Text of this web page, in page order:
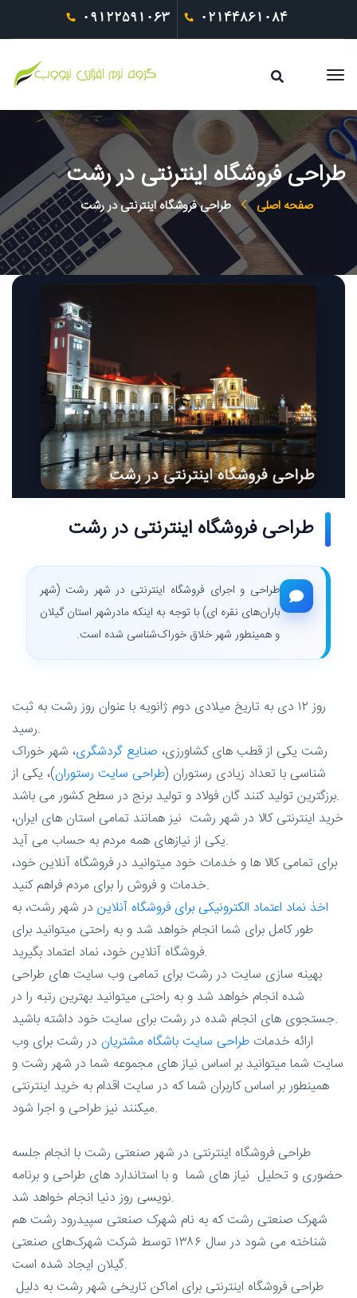
09122591063 02144861084
طراحی فروشگاه اینترنتی در رشت
صفحه اصلی طراحی فروشگاه اینترنتی در رشت
طراحی فروشگاه اینترنتی در رشت
طراحی و اجرای فروشگاه اینترنتی در شهر رشت (شهر
باران‌های نقره ای) با توجه به اینکه مادرشهر استان گیلان
و همینطور شهر خلاق خوراک‌شناسی شده است.
روز ۱۲ دی به تاریخ میلادی دوم ژانویه با عنوان روز رشت به ثبت
رسید.
رشت یکی از قطب های کشاورزی، صنایع گردشگری، شهر خوراک
شناسی با تعداد زیادی رستوران (طراحی سایت رستوران)، یکی از
برزگترین تولید کنند گان فولاد و تولید برنج در سطح کشور می باشد.
خرید اینترنتی کالا در شهر رشت نیز همانند تمامی استان های ایران،
یکی از نیازهای همه مردم به حساب می آید.
برای تمامی کالا ها و خدمات خود میتوانید در فروشگاه آنلاین خود،
خدمات و فروش را برای مردم فراهم کنید.
اخذ نماد اعتماد الکترونیکی برای فروشگاه آنلاین در شهر رشت، به
طور کامل برای شما انجام خواهد شد و به راحتی میتوانید برای
فروشگاه آنلاین خود، نماد اعتماد بگیرید.
بهینه سازی سایت در رشت برای تمامی وب سایت های طراحی
شده انجام خواهد شد و به راحتی میتوانید بهترین رتبه را در
جستجوی های انجام شده در رشت برای سایت خود داشته باشید.
ارائه خدمات طراحی سایت باشگاه مشتریان در رشت برای وب
سایت شما میتوانید بر اساس نیاز های مجموعه شما در شهر رشت و
همینطور بر اساس کاربران شما که در سایت اقدام به خرید اینترنتی
میکنند نیز طراحی و اجرا شود.
طراحی فروشگاه اینترنتی در شهر صنعتی رشت با انجام جلسه
حضوری و تحلیل نیاز های شما و با استاندارد های طراحی و برنامه
نویسی روز دنیا انجام خواهد شد.
شهرک صنعتی رشت که به نام شهرک صنعتی سپیدرود رشت هم
شناخته می شود در سال ۱۳۸۶ توسط شرکت شهرک‌های صنعتی
گیلان ایجاد شده است.